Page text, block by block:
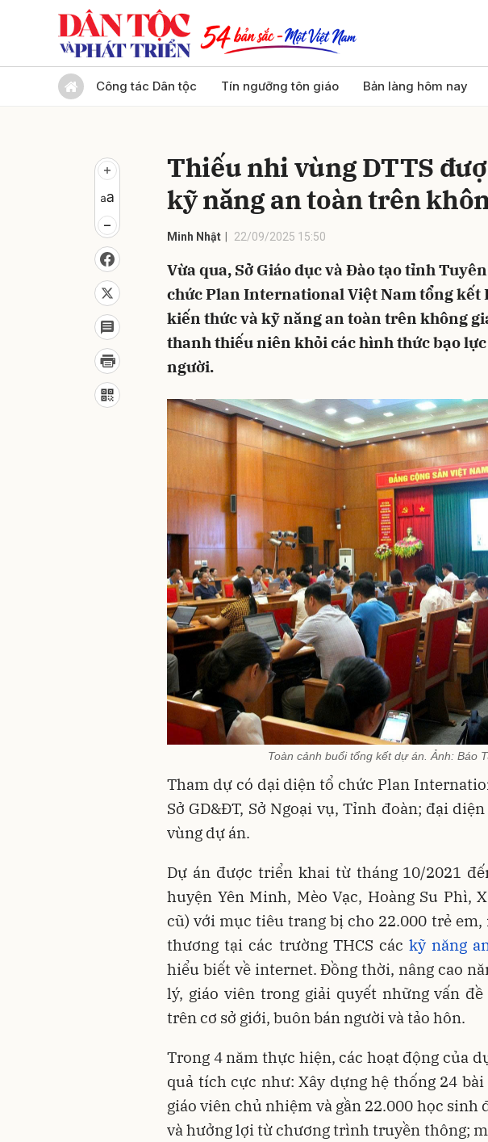
Công tác Dân tộc Tín ngưỡng tôn giáo Bản làng hôm nay
Thiếu nhi vùng DTTS
kỹ năng an toàn trên
Minh Nhật 22/09/2025 15:50
Vừa qua, Sở Giáo dục và Đào tạo tỉnh
chức Plan International Việt Nam tổng kết
kiến thức và kỹ năng an toàn trên không
thanh thiếu niên khỏi các hình thức bạo
người.
Toàn cảnh buổi tổng kết dự án. Ảnh: Báo
Tham dự có dại diện tổ chức Plan
Sở GD&ĐT, Sở Ngoại vụ, Tỉnh đoàn; đại
vùng dự án.
Dự án được triển khai từ tháng 10/2021
huyện Yên Minh, Mèo Vạc, Hoàng Su Phì,
cũ) với mục tiêu trang bị cho 22.000 trẻ
thương tại các trường THCS các kỹ năng
hiểu biết về internet. Đồng thời, nâng cao
lý, giáo viên trong giải quyết những vấn
trên cơ sở giới, buôn bán người và tảo hôn.
Trong 4 năm thực hiện, các hoạt động của
quả tích cực như: Xây dựng hệ thống 24
giáo viên chủ nhiệm và gần 22.000 học sinh
và hưởng lợi từ chương trình truyền thông;
Gửi bình luận